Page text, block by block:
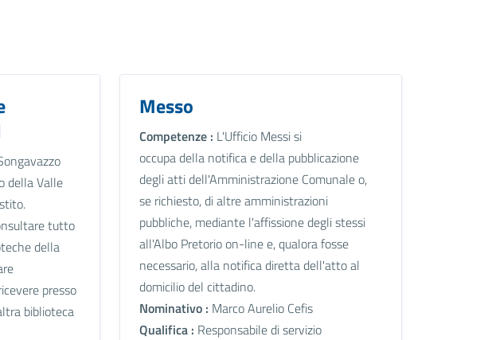
della Valle
tutto
della
presso
biblioteca
Messo
Competenze : L'Ufficio Messi si
occupa della notifica e della pubblicazione
degli atti dell'Amministrazione Comunale o,
se richiesto, di altre amministrazioni
pubbliche, mediante l'affissione degli stessi
all'Albo Pretorio on-line e, qualora fosse
necessario, alla notifica diretta dell'atto al
domicilio del cittadino.
Nominativo : Marco Aurelio Cefis
Qualifica : Responsabile di servizio